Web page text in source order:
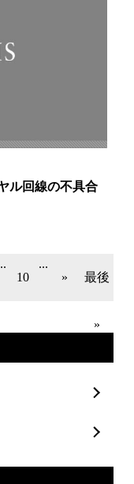
ル回線の不具合
10
...
»
最後
»